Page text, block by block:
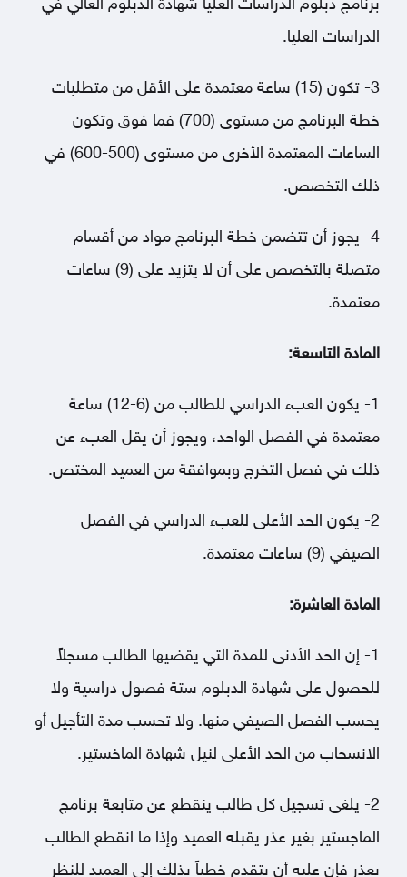
برنامج دبلوم الدراسات العليا شهادة الدبلوم العالي في
الدراسات العليا.
3- تكون (15) ساعة معتمدة على الأقل من متطلبات
خطة البرنامج من مستوى (700) فما فوق وتكون
الساعات المعتمدة الأخرى من مستوى (500-600) في
ذلك التخصص.
4- يجوز أن تتضمن خطة البرنامج مواد من أقسام
متصلة بالتخصص على أن لا يتزيد على (9) ساعات
معتمدة.
المادة التاسعة:
1- يكون العبء الدراسي للطالب من (6-12) ساعة
معتمدة في الفصل الواحد، ويجوز أن يقل العبء عن
ذلك في فصل التخرج وبموافقة من العميد المختص.
2- يكون الحد الأعلى للعبء الدراسي في الفصل
الصيفي (9) ساعات معتمدة.
المادة العاشرة:
1- إن الحد الأدنى للمدة التي يقضيها الطالب مسجلاً
للحصول على شهادة الدبلوم ستة فصول دراسية ولا
يحسب الفصل الصيفي منها. ولا تحسب مدة التأجيل أو
الانسحاب من الحد الأعلى لنيل شهادة الماخستير.
2- يلغى تسجيل كل طالب ينقطع عن متابعة برنامج
الماجستير بغير عذر يقبله العميد وإذا ما انقطع الطالب
بعذر فإن عليه أن يتقدم خطياً بذلك إلى العميد للنظر